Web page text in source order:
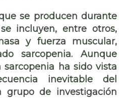
se producen durante
incluyen, entre otros,
y fuerza muscular,
sarcopenia. Aunque
ha sido vista
inevitable del
grupo de investigación